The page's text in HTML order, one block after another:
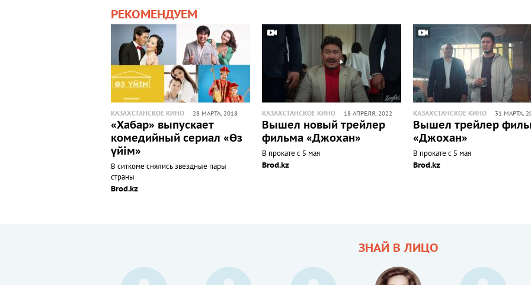
РЕКОМЕНДУЕМ
КАЗАХСТАНСКОЕ КИНО 28 МАРТА, 2018
«Хабар» выпускает
комедийный сериал «Өз
үйім»
В ситкоме снялись звездные пары
страны
Brod.kz
КАЗАХСТАНСКОЕ КИНО 18 АПРЕЛЯ, 2022
Вышел новый трейлер
фильма «Джохан»
В прокате с 5 мая
Brod.kz
КАЗАХСТАНСКОЕ КИНО 31 МАРТА,
Вышел трейлер
«Джохан»
В прокате с 5 мая
Brod.kz
ЗНАЙ В ЛИЦО